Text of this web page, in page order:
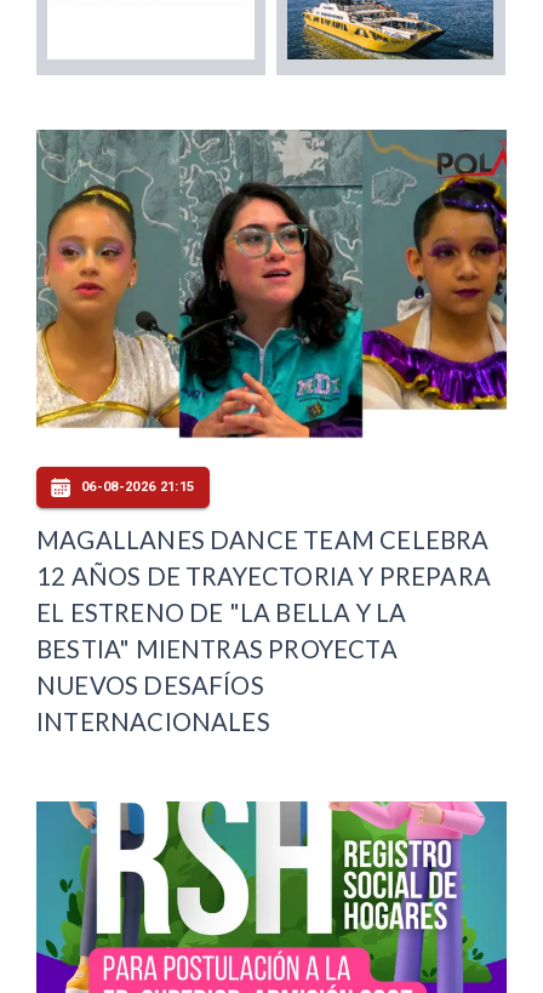
06-08-2026 21:15
MAGALLANES DANCE TEAM CELEBRA
12 AÑOS DE TRAYECTORIA Y PREPARA
EL ESTRENO DE "LA BELLA Y LA
BESTIA" MIENTRAS PROYECTA
NUEVOS DESAFÍOS
INTERNACIONALES